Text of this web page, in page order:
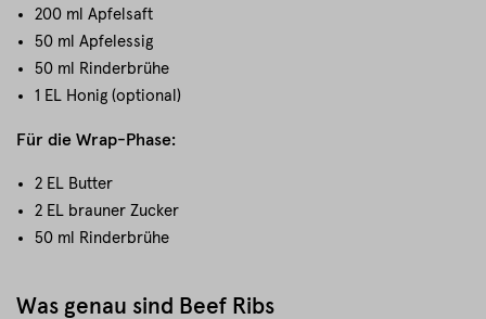
200 ml Apfelsaft
50 ml Apfelessig
50 ml Rinderbrühe
1 EL Honig (optional)
Für die Wrap-Phase:
2 EL Butter
2 EL brauner Zucker
50 ml Rinderbrühe
Was genau sind Beef Ribs